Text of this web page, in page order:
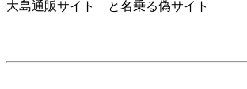
大島通販サイト と名乗る偽サイト